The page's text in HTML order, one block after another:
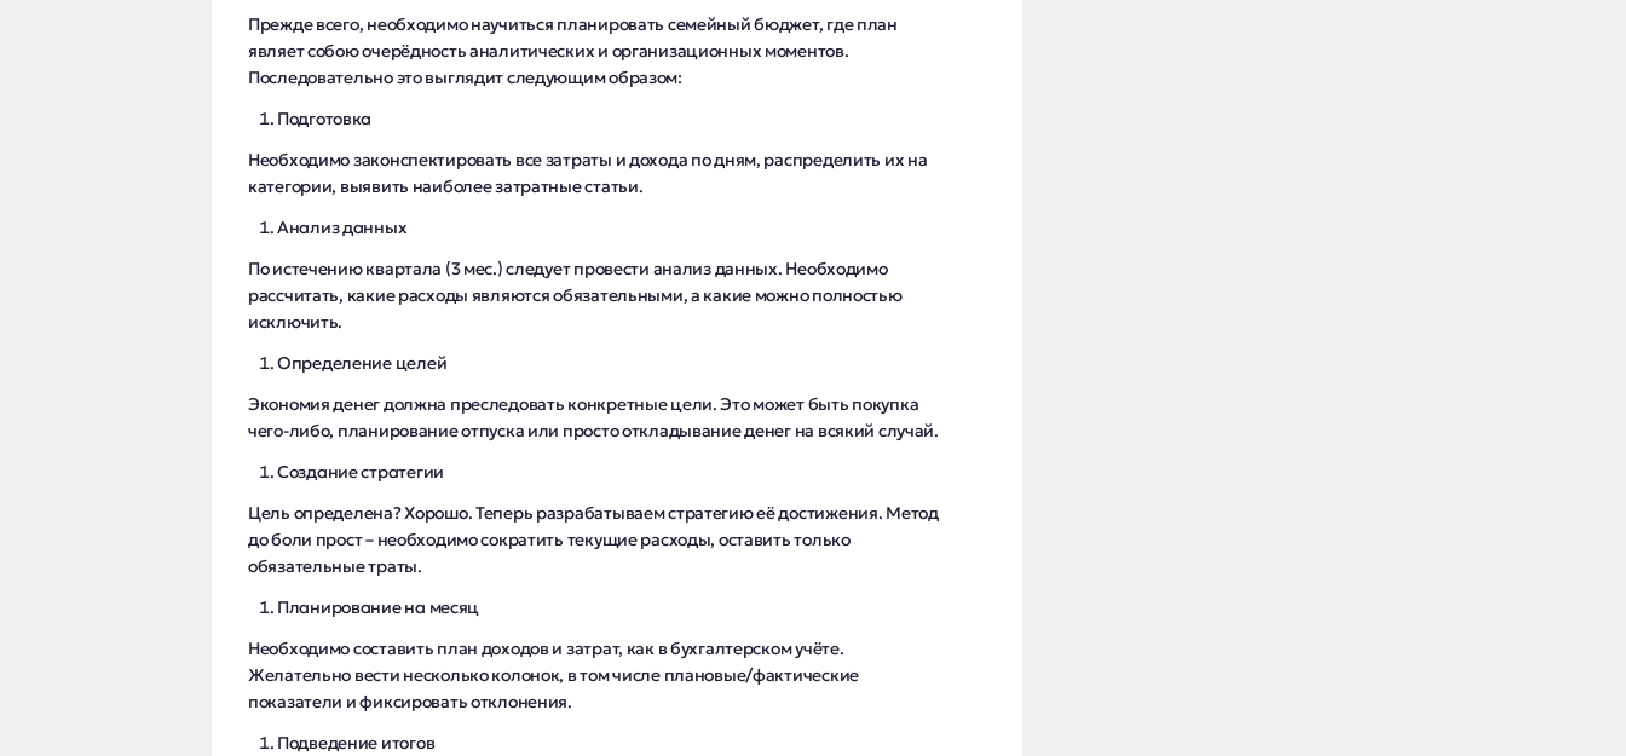
Прежде всего, необходимо научиться планировать семейный бюджет, где план
являет собою очерёдность аналитических и организационных моментов.
Последовательно это выглядит следующим образом:
Подготовка
Необходимо законспектировать все затраты и дохода по дням, распределить их на
категории, выявить наиболее затратные статьи.
Анализ данных
По истечению квартала (3 мес.) следует провести анализ данных. Необходимо
рассчитать, какие расходы являются обязательными, а какие можно полностью
исключить.
Определение целей
Экономия денег должна преследовать конкретные цели. Это может быть покупка
чего-либо, планирование отпуска или просто откладывание денег на всякий случай.
Создание стратегии
Цель определена? Хорошо. Теперь разрабатываем стратегию её достижения. Метод
до боли прост – необходимо сократить текущие расходы, оставить только
обязательные траты.
Планирование на месяц
Необходимо составить план доходов и затрат, как в бухгалтерском учёте.
Желательно вести несколько колонок, в том числе плановые/фактические
показатели и фиксировать отклонения.
Подведение итогов